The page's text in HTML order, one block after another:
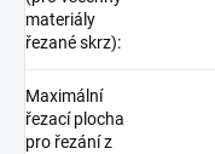
materiály
řezané skrz):
Maximální
řezací plocha
pro řezání z